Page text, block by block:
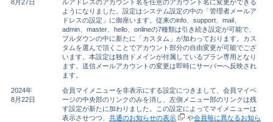
8月27日
ルアドレスのアカウント名を任意のアカウント名に変更ができる
ようになりました。設定はシステム設定の中の「管理者メールア
ドレスの設定」に御座います。従来のinfo、support、mail、
admin、master、hello、onlineの7種類は引き続き設定が可能で、
プルダウンの中に新たに「カスタム」が加わっております。カス
タムを選んで頂くことでアカウント部分の自由変更が可能でござ
います。本設定は独自ドメインが付属しているプラン専用となり
ます。送信メールアカウントの変更は即時にサーバーへ反映され
ます。
2024年
8月22日
会員マイメニューを非表示にする設定につきまして、会員マイペ
ージの中央部のリンクのみを消し、左側メニュー部のリンクは残
す設定が新たに加わりました。この設定によってマイメニューは
表示させつつ、共通のお知らせの表示 や会員毎に異なるお知ら